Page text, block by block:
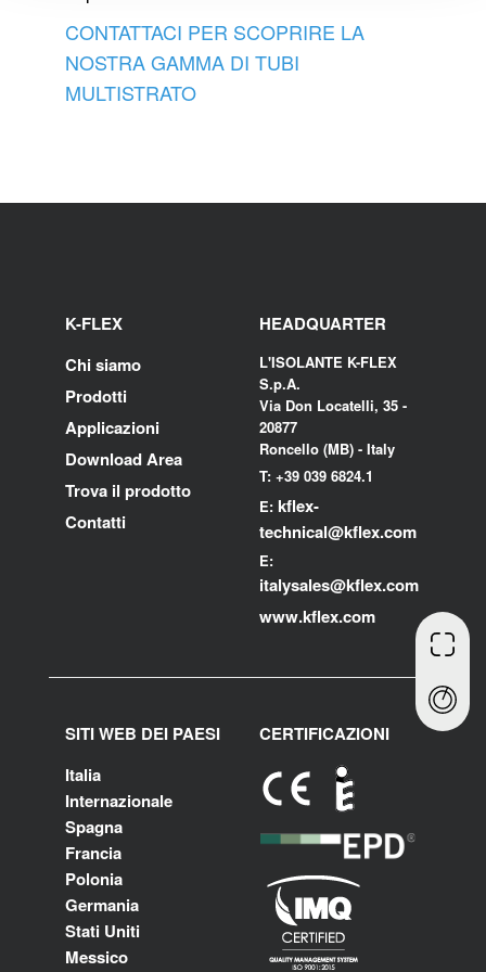
CONTATTACI PER SCOPRIRE LA
NOSTRA GAMMA DI TUBI
MULTISTRATO
K-FLEX
Chi siamo
Prodotti
Applicazioni
Download Area
Trova il prodotto
Contatti
HEADQUARTER
L'ISOLANTE K-FLEX
S.p.A.
Via Don Locatelli, 35 -
20877
Roncello (MB) - Italy
T: +39 039 6824.1
E: kflex-
technical@kflex.com
E:
italysales@kflex.com
www.kflex.com
SITI WEB DEI PAESI
Italia
Internazionale
Spagna
Francia
Polonia
Germania
Stati Uniti
Messico
CERTIFICAZIONI